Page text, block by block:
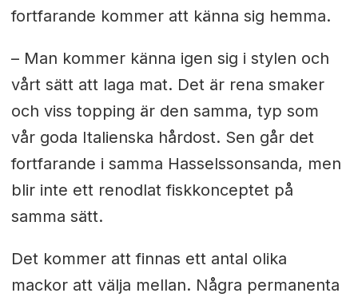
fortfarande kommer att känna sig hemma.
– Man kommer känna igen sig i stylen och
vårt sätt att laga mat. Det är rena smaker
och viss topping är den samma, typ som
vår goda Italienska hårdost. Sen går det
fortfarande i samma Hasselssonsanda, men
blir inte ett renodlat fiskkonceptet på
samma sätt.
Det kommer att finnas ett antal olika
mackor att välja mellan. Några permanenta